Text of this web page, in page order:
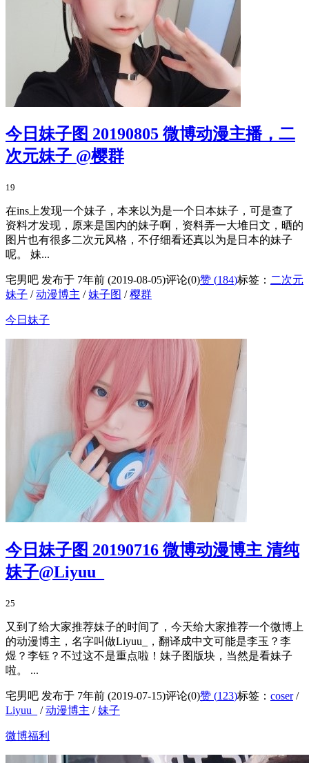
今日妹子图 20190805 微博动漫主播，二
次元妹子 @樱群
19
在ins上发现一个妹子，本来以为是一个日本妹子，可是查了
资料才发现，原来是国内的妹子啊，资料弄一大堆日文，晒的
图片也有很多二次元风格，不仔细看还真以为是日本的妹子
呢。 妹...
宅男吧 发布于 7年前 (2019-08-05)评论(0)赞 (184)标签： 二次元
妹子 /动漫博主 /妹子图 /樱群
今日妹子
今日妹子图 20190716 微博动漫博主 清纯
妹子@Liyuu_
25
又到了给大家推荐妹子的时间了，今天给大家推荐一个微博上
的动漫博主，名字叫做Liyuu_，翻译成中文可能是李玉？李
煜？李钰？不过这不是重点啦！妹子图版块，当然是看妹子
啦。 ...
宅男吧 发布于 7年前 (2019-07-15)评论(0)赞 (123)标签： coser/
Liyuu_
/动漫博主 /妹子
微博福利